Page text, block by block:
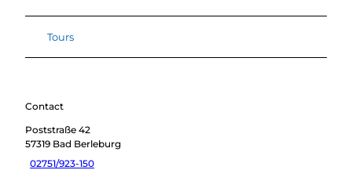
Tours
Contact
Poststraße 42
57319 Bad Berleburg
02751/923-150